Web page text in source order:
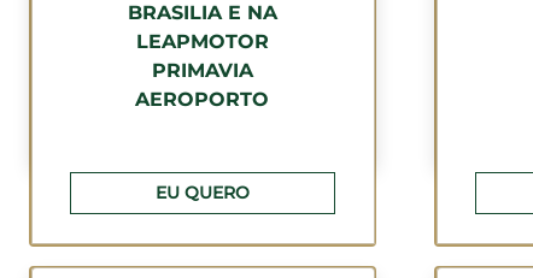
BRASILIA E NA
LEAPMOTOR
PRIMAVIA
AEROPORTO
EU QUERO